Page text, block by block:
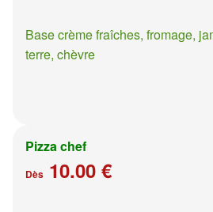
Base crème fraîches, fromage,
terre, chèvre
Pizza chef
Dès 10.00 €